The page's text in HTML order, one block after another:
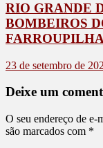
RIO GRANDE
BOMBEIROS
FARROUPILHA
23 de setembro de
Deixe um
O seu endereço de e-
são marcados com *